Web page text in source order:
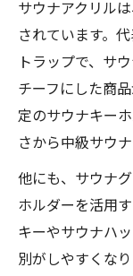
サウナアクリル
されています。
トラップで、サ
チーフにした商
定のサウナキー
さから中級サウ
他にも、サウナ
ホルダーを活用
キーやサウナハ
別がしやすくな